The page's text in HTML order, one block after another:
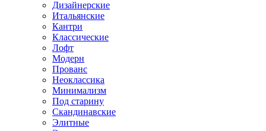
Дизайнерские
Итальянские
Кантри
Классические
Лофт
Модерн
Прованс
Неоклассика
Минимализм
Под старину
Скандинавские
Элитные